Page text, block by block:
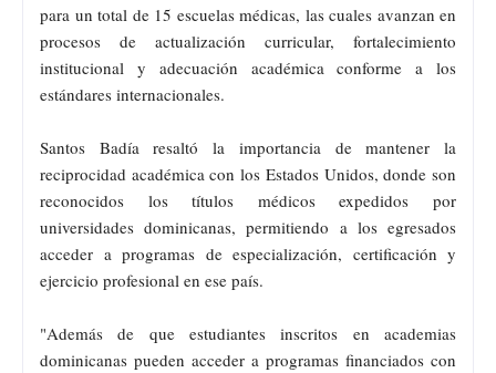
para un total de 15 escuelas médicas, las cuales avanzan en
procesos de actualización curricular, fortalecimiento
institucional y adecuación académica conforme a los
estándares internacionales.
Santos Badía resaltó la importancia de mantener la
reciprocidad académica con los Estados Unidos, donde son
reconocidos los títulos médicos expedidos por
universidades dominicanas, permitiendo a los egresados
acceder a programas de especialización, certificación y
ejercicio profesional en ese país.
"Además de que estudiantes inscritos en academias
dominicanas pueden acceder a programas financiados con